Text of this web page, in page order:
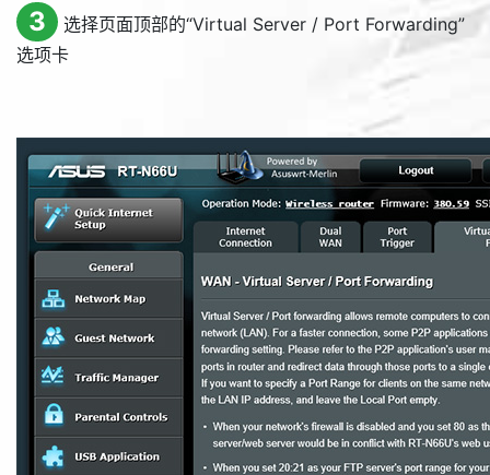
3 选择页面顶部的“Virtual Server / Port Forwarding”
选项卡